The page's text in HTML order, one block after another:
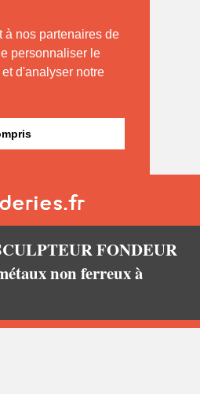
à nos partenaires de
personnaliser le
d'analyser notre
FONDEUR
non ferreux à